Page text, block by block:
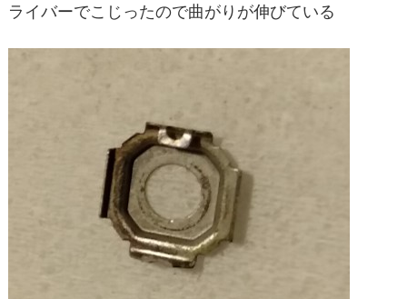
ライバーでこじったので曲がりが伸びている